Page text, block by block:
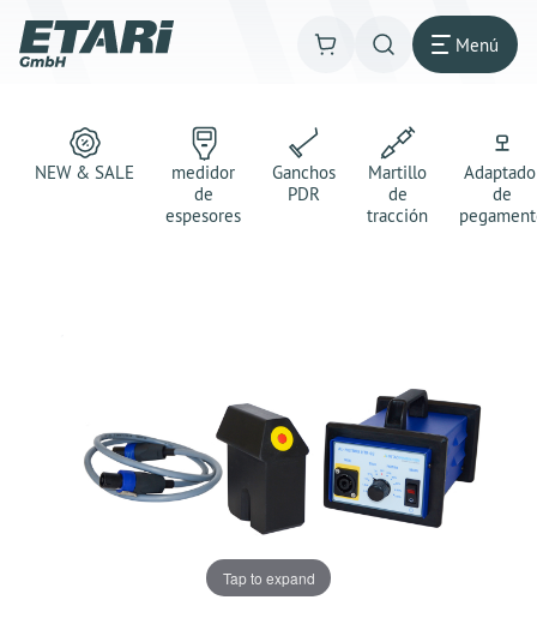
Menú
NEW & SALE
medidor
de
espesores
Ganchos
PDR
Martillo
de
tracción
de
Tap to expand